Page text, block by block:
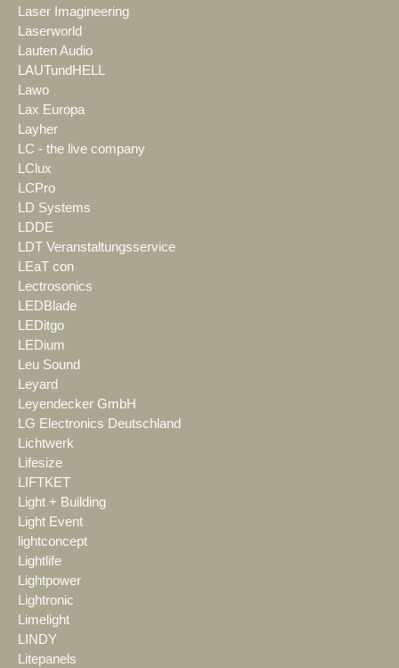
Laser Imagineering
Laserworld
Lauten Audio
LAUTundHELL
Lawo
Lax Europa
Layher
LC - the live company
LClux
LCPro
LD Systems
LDDE
LDT Veranstaltungsservice
LEaT con
Lectrosonics
LEDBlade
LEDitgo
LEDium
Leu Sound
Leyard
Leyendecker GmbH
LG Electronics Deutschland
Lichtwerk
Lifesize
LIFTKET
Light + Building
Light Event
lightconcept
Lightlife
Lightpower
Lightronic
Limelight
LINDY
Litepanels